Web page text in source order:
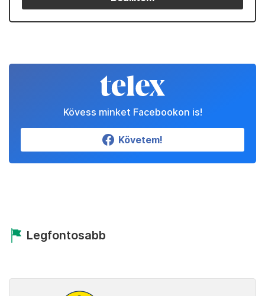
Kövess minket Facebookon is!
Követem!
Legfontosabb